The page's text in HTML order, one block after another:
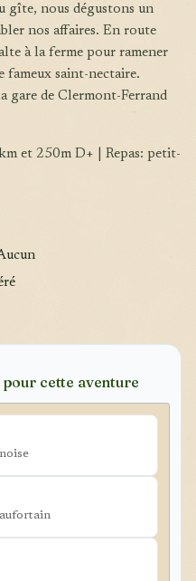
gîte, nous dégustons un
nos affaires. En route
à la ferme pour ramener
fameux saint-nectaire.
gare de Clermont-Ferrand
pour cette aventure